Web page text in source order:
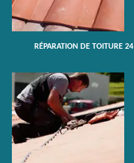
RÉPARATION DE TOITURE 24